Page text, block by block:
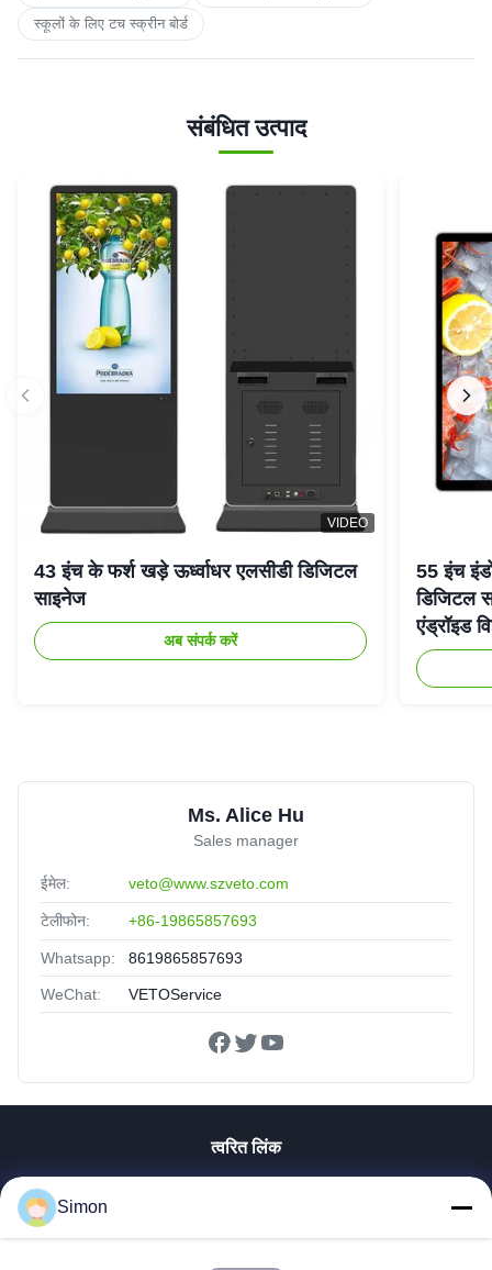
स्कूलों के लिए टच स्क्रीन बोर्ड
संबंधित उत्पाद
VIDEO
43 इंच के फर्श खड़े ऊर्ध्वाधर एलसीडी डिजिटल
साइनेज
अब संपर्क करें
55 इंच
डिजिटल
एंड्रॉइड
Ms. Alice Hu
Sales manager
ईमेल: veto@www.szveto.com
टेलीफोन: +86-19865857693
Whatsapp: 8619865857693
WeChat: VETOService
त्वरित लिंक
विडियो
Simon